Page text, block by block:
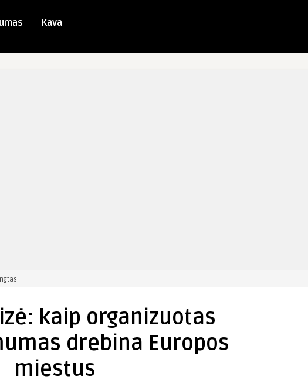
Kava
kaip
nusikalstamumas
Europos
kaip organizuotas
drebina Europos
miestus